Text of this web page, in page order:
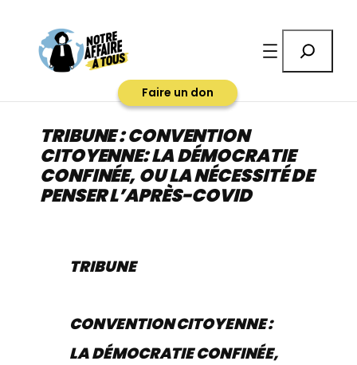
contenu
Faire un don
TRIBUNE : CONVENTION
CITOYENNE: LA DÉMOCRATIE
CONFINÉE, OU LA NÉCESSITÉ DE
PENSER L’APRÈS-COVID
TRIBUNE
CONVENTION CITOYENNE :
LA DÉMOCRATIE CONFINÉE,